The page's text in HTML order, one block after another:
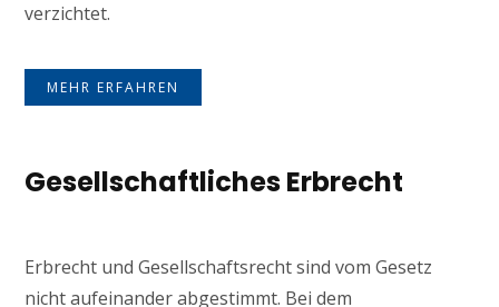
verzichtet.
MEHR ERFAHREN
Gesellschaftliches Erbrecht
Erbrecht und Gesellschaftsrecht sind vom Gesetz
nicht aufeinander abgestimmt. Bei dem